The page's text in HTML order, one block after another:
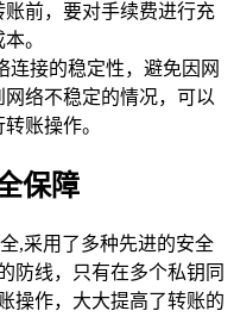
前，要对手续费进行充
。
连接的稳定性，避免因网
络不稳定的情况，可以
账操作。
保障
,采用了多种先进的安全
防线，只有在多个私钥同
操作，大大提高了转账的